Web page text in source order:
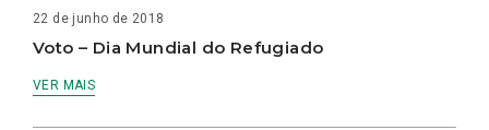
22 de junho de 2018
Voto – Dia Mundial do Refugiado
VER MAIS